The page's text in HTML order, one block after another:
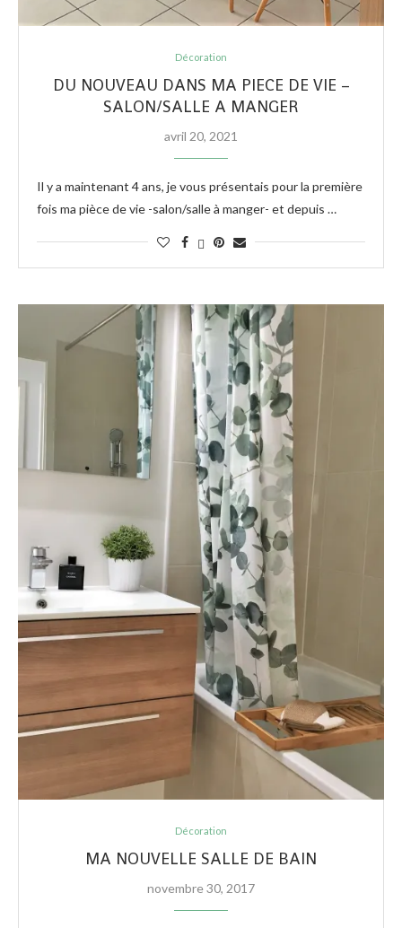
Décoration
DU NOUVEAU DANS MA PIECE DE VIE –
SALON/SALLE A MANGER
avril 20, 2021
Il y a maintenant 4 ans, je vous présentais pour la première
fois ma pièce de vie -salon/salle à manger- et depuis …
Décoration
MA NOUVELLE SALLE DE BAIN
novembre 30, 2017